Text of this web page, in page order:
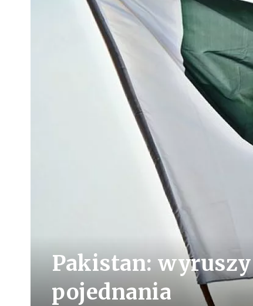
Pakistan:
pojednania